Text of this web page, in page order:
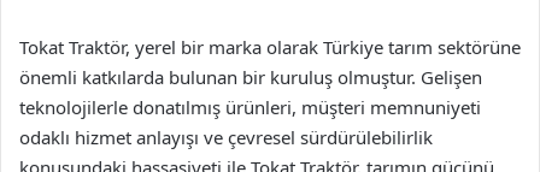
Tokat Traktör, yerel bir marka olarak Türkiye tarım sektörüne
önemli katkılarda bulunan bir kuruluş olmuştur. Gelişen
teknolojilerle donatılmış ürünleri, müşteri memnuniyeti
odaklı hizmet anlayışı ve çevresel sürdürülebilirlik
konusundaki hassasiyeti ile Tokat Traktör, tarımın gücünü